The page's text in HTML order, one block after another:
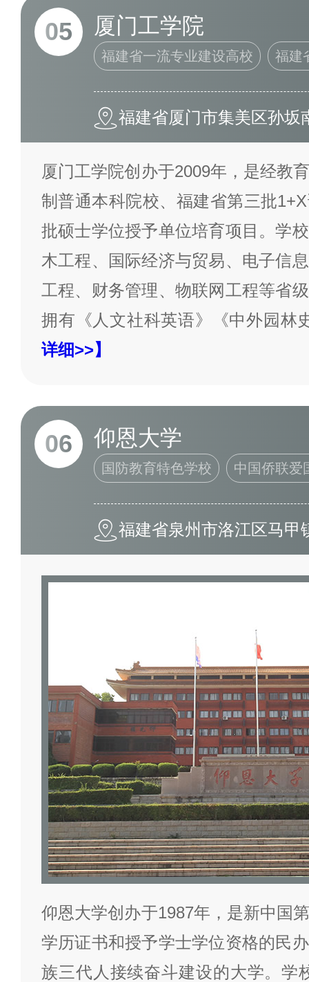
05 厦门工学院
福建省一流专业建设高校 福建
福建省厦门市集美区孙坂
厦门工学院创办于2009年，是经教
制普通本科院校、福建省第三批
批硕士学位授予单位培育项目。学
木工程、国际经济与贸易、电子信
工程、财务管理、物联网工程等省
拥有《人文社科英语》《中外园林
详细>>】
06 仰恩大学
国防教育特色学校 中国侨联爱
福建省泉州市洛江区马甲
仰恩大学创办于1987年，是新中国
学历证书和授予学士学位资格的民
族三代人接续奋斗建设的大学。学